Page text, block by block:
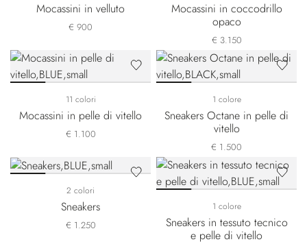
Mocassini in velluto
€ 900
Mocassini in coccodrillo
opaco
€ 3.150
11 colori
Mocassini in pelle di vitello
€ 1.100
1 colore
Sneakers Octane in pelle di
vitello
€ 1.500
2 colori
Sneakers
€ 1.250
1 colore
Sneakers in tessuto tecnico
e pelle di vitello